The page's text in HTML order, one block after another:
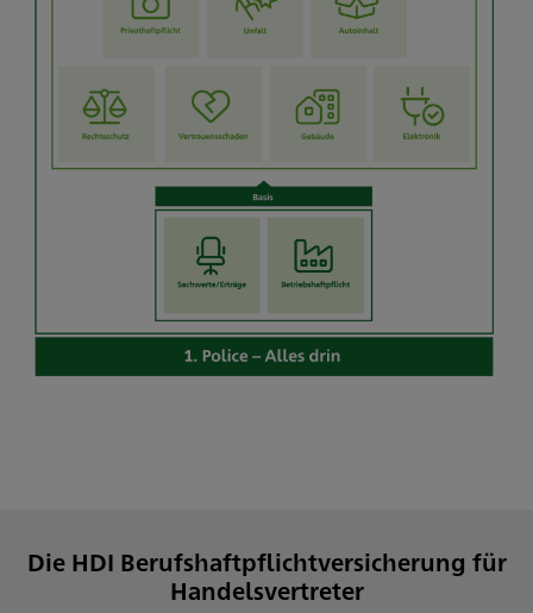
Die HDI Berufshaftpflichtversicherung für
Handelsvertreter